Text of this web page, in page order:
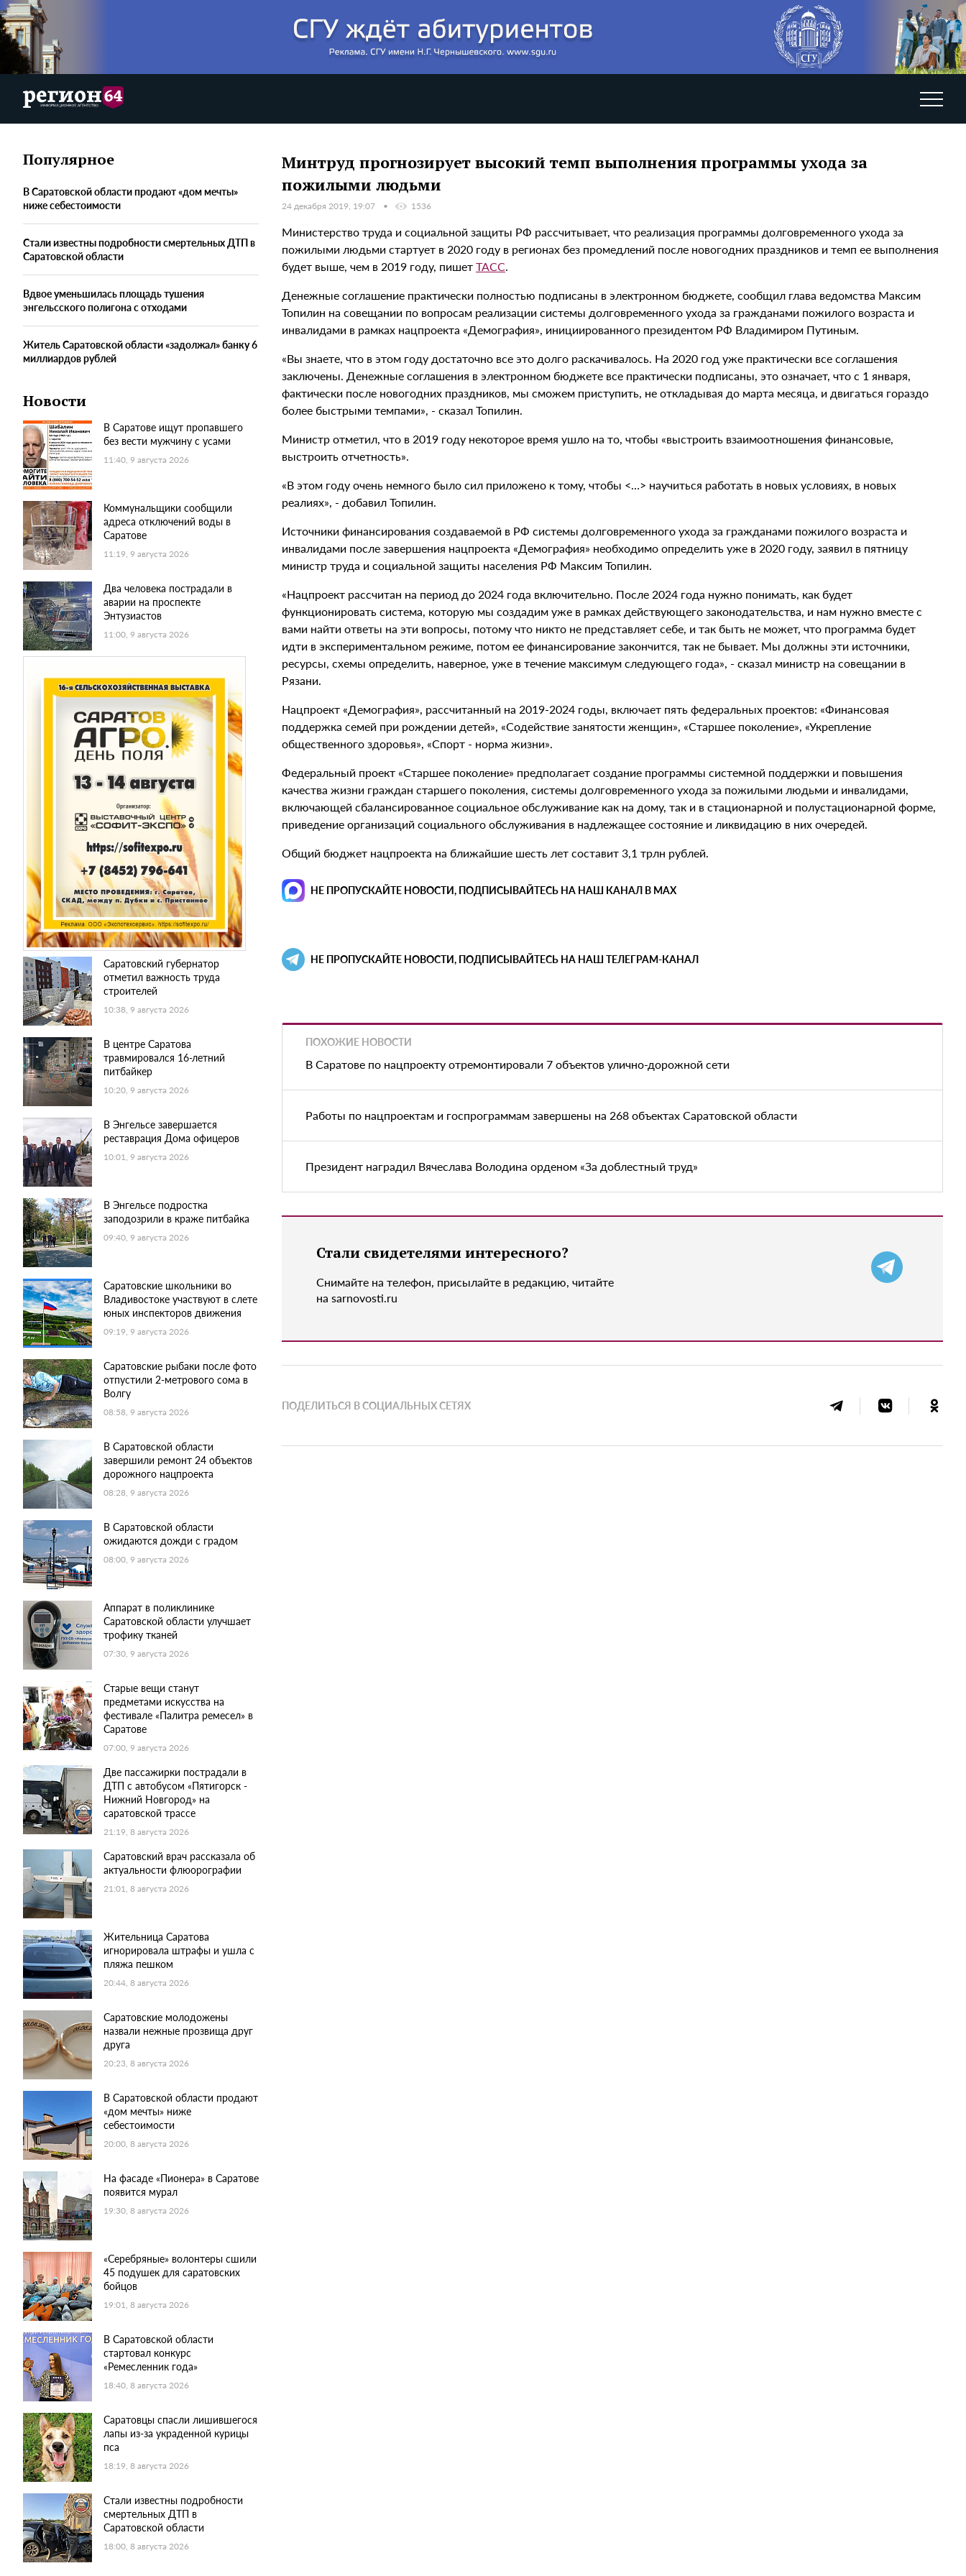
Популярное
В Саратовской области продают «дом мечты»
ниже себестоимости
Стали известны подробности смертельных ДТП в
Саратовской области
Вдвое уменьшилась площадь тушения
энгельсского полигона с отходами
Житель Саратовской области «задолжал» банку 6
миллиардов рублей
Новости
В Саратове ищут пропавшего
без вести мужчину с усами
11:40, 9 августа 2026
Коммунальщики сообщили
адреса отключений воды в
Саратове
11:19, 9 августа 2026
Два человека пострадали в
аварии на проспекте
Энтузиастов
11:00, 9 августа 2026
Саратовский губернатор
отметил важность труда
строителей
10:38, 9 августа 2026
В центре Саратова
травмировался 16-летний
питбайкер
10:20, 9 августа 2026
В Энгельсе завершается
реставрация Дома офицеров
10:01, 9 августа 2026
В Энгельсе подростка
заподозрили в краже питбайка
09:40, 9 августа 2026
Саратовские школьники во
Владивостоке участвуют в слете
юных инспекторов движения
09:19, 9 августа 2026
Саратовские рыбаки после фото
отпустили 2-метрового сома в
Волгу
08:58, 9 августа 2026
В Саратовской области
завершили ремонт 24 объектов
дорожного нацпроекта
08:28, 9 августа 2026
В Саратовской области
ожидаются дожди с градом
08:00, 9 августа 2026
Аппарат в поликлинике
Саратовской области улучшает
трофику тканей
07:30, 9 августа 2026
Старые вещи станут
предметами искусства на
фестивале «Палитра ремесел» в
Саратове
07:00, 9 августа 2026
Две пассажирки пострадали в
ДТП с автобусом «Пятигорск -
Нижний Новгород» на
саратовской трассе
21:19, 8 августа 2026
Саратовский врач рассказала об
актуальности флюорографии
21:01, 8 августа 2026
Жительница Саратова
игнорировала штрафы и ушла с
пляжа пешком
20:44, 8 августа 2026
Саратовские молодожены
назвали нежные прозвища друг
друга
20:23, 8 августа 2026
В Саратовской области продают
«дом мечты» ниже
себестоимости
20:00, 8 августа 2026
На фасаде «Пионера» в Саратове
появится мурал
19:30, 8 августа 2026
«Серебряные» волонтеры сшили
45 подушек для саратовских
бойцов
19:01, 8 августа 2026
В Саратовской области
стартовал конкурс
«Ремесленник года»
18:40, 8 августа 2026
Саратовцы спасли лишившегося
лапы из-за украденной курицы
пса
18:19, 8 августа 2026
Стали известны подробности
смертельных ДТП в
Саратовской области
18:00, 8 августа 2026
Минтруд прогнозирует высокий темп выполнения программы ухода за
пожилыми людьми
24 декабря 2019, 19:07 1536
Министерство труда и социальной защиты РФ рассчитывает, что реализация программы долговременного ухода за
пожилыми людьми стартует в 2020 году в регионах без промедлений после новогодних праздников и темп ее выполнения
будет выше, чем в 2019 году, пишетТАСС.
Денежные соглашение практически полностью подписаны в электронном бюджете, сообщил глава ведомства Максим
Топилин на совещании по вопросам реализации системы долговременного ухода за гражданами пожилого возраста и
инвалидами в рамках нацпроекта «Демография», инициированного президентом РФ Владимиром Путиным.
«Вы знаете, что в этом году достаточно все это долго раскачивалось. На 2020 год уже практически все соглашения
заключены. Денежные соглашения в электронном бюджете все практически подписаны, это означает, что с 1 января,
фактически после новогодних праздников, мы сможем приступить, не откладывая до марта месяца, и двигаться гораздо
более быстрыми темпами», - сказал Топилин.
Министр отметил, что в 2019 году некоторое время ушло на то, чтобы «выстроить взаимоотношения финансовые,
выстроить отчетность».
«В этом году очень немного было сил приложено к тому, чтобы <…> научиться работать в новых условиях, в новых
реалиях», - добавил Топилин.
Источники финансирования создаваемой в РФ системы долговременного ухода за гражданами пожилого возраста и
инвалидами после завершения нацпроекта «Демография» необходимо определить уже в 2020 году, заявил в пятницу
министр труда и социальной защиты населения РФ Максим Топилин.
«Нацпроект рассчитан на период до 2024 года включительно. После 2024 года нужно понимать, как будет
функционировать система, которую мы создадим уже в рамках действующего законодательства, и нам нужно вместе с
вами найти ответы на эти вопросы, потому что никто не представляет себе, и так быть не может, что программа будет
идти в экспериментальном режиме, потом ее финансирование закончится, так не бывает. Мы должны эти источники,
ресурсы, схемы определить, наверное, уже в течение максимум следующего года», - сказал министр на совещании в
Рязани.
Нацпроект «Демография», рассчитанный на 2019-2024 годы, включает пять федеральных проектов: «Финансовая
поддержка семей при рождении детей», «Содействие занятости женщин», «Старшее поколение», «Укрепление
общественного здоровья», «Спорт - норма жизни».
Федеральный проект «Старшее поколение» предполагает создание программы системной поддержки и повышения
качества жизни граждан старшего поколения, системы долговременного ухода за пожилыми людьми и инвалидами,
включающей сбалансированное социальное обслуживание как на дому, так и в стационарной и полустационарной форме,
приведение организаций социального обслуживания в надлежащее состояние и ликвидацию в них очередей.
Общий бюджет нацпроекта на ближайшие шесть лет составит 3,1 трлн рублей.
НЕ ПРОПУСКАЙТЕ НОВОСТИ, ПОДПИСЫВАЙТЕСЬ НА НАШ КАНАЛ В MAX
НЕ ПРОПУСКАЙТЕ НОВОСТИ, ПОДПИСЫВАЙТЕСЬ НА НАШ ТЕЛЕГРАМ-КАНАЛ
ПОХОЖИЕ НОВОСТИ
В Саратове по нацпроекту отремонтировали 7 объектов улично-дорожной сети
Работы по нацпроектам и госпрограммам завершены на 268 объектах Саратовской области
Президент наградил Вячеслава Володина орденом «За доблестный труд»
Стали свидетелями интересного?
Снимайте на телефон, присылайте в редакцию, читайте
на sarnovosti.ru
ПОДЕЛИТЬСЯ В СОЦИАЛЬНЫХ СЕТЯХ